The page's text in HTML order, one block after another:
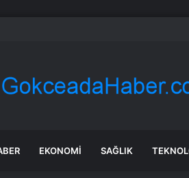
aktarmasız uçuşunda tarihi rekor: 24
EKONOMI SAĞLIK